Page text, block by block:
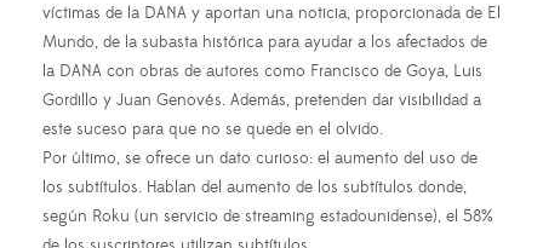
víctimas de la DANA y aportan una noticia, proporcionada de El
Mundo, de la subasta histórica para ayudar a los afectados de
la DANA con obras de autores como Francisco de Goya, Luis
Gordillo y Juan Genovés. Además, pretenden dar visibilidad a
este suceso para que no se quede en el olvido.
Por último, se ofrece un dato curioso: el aumento del uso de
los subtítulos. Hablan del aumento de los subtítulos donde,
según Roku (un servicio de streaming estadounidense), el 58%